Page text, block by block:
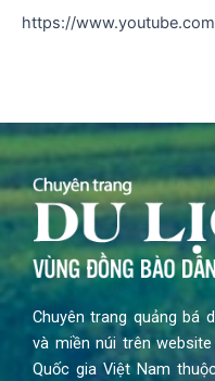
https://
Chuyên trang quảng bá
và miền núi trên
Quốc gia Việt Nam